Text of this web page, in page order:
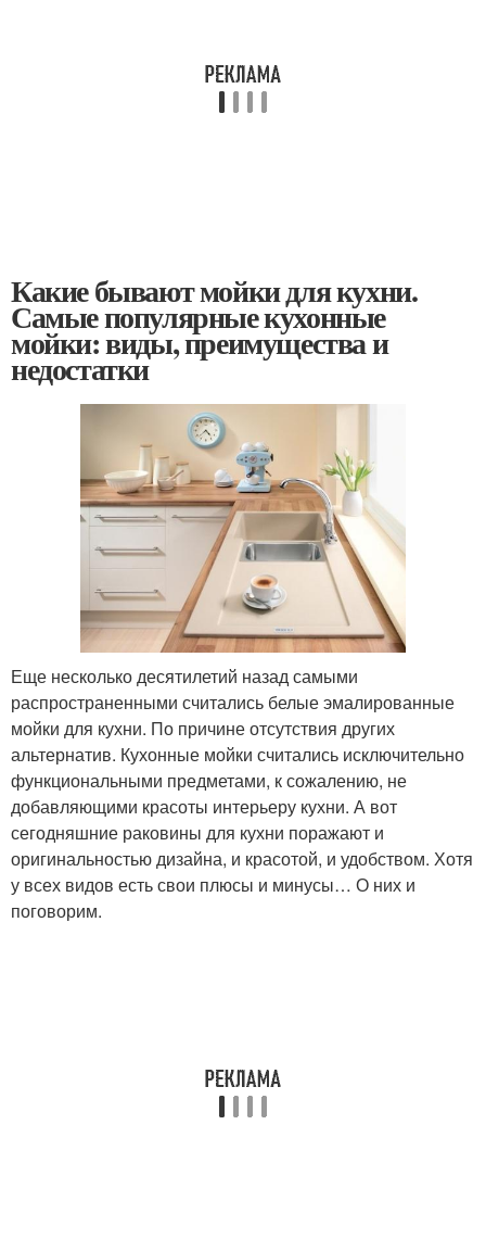
Какие бывают мойки для кухни.
Самые популярные кухонные
мойки: виды, преимущества и
недостатки
Еще несколько десятилетий назад самыми
распространенными считались белые эмалированные
мойки для кухни. По причине отсутствия других
альтернатив. Кухонные мойки считались исключительно
функциональными предметами, к сожалению, не
добавляющими красоты интерьеру кухни. А вот
сегодняшние раковины для кухни поражают и
оригинальностью дизайна, и красотой, и удобством. Хотя
у всех видов есть свои плюсы и минусы… О них и
поговорим.